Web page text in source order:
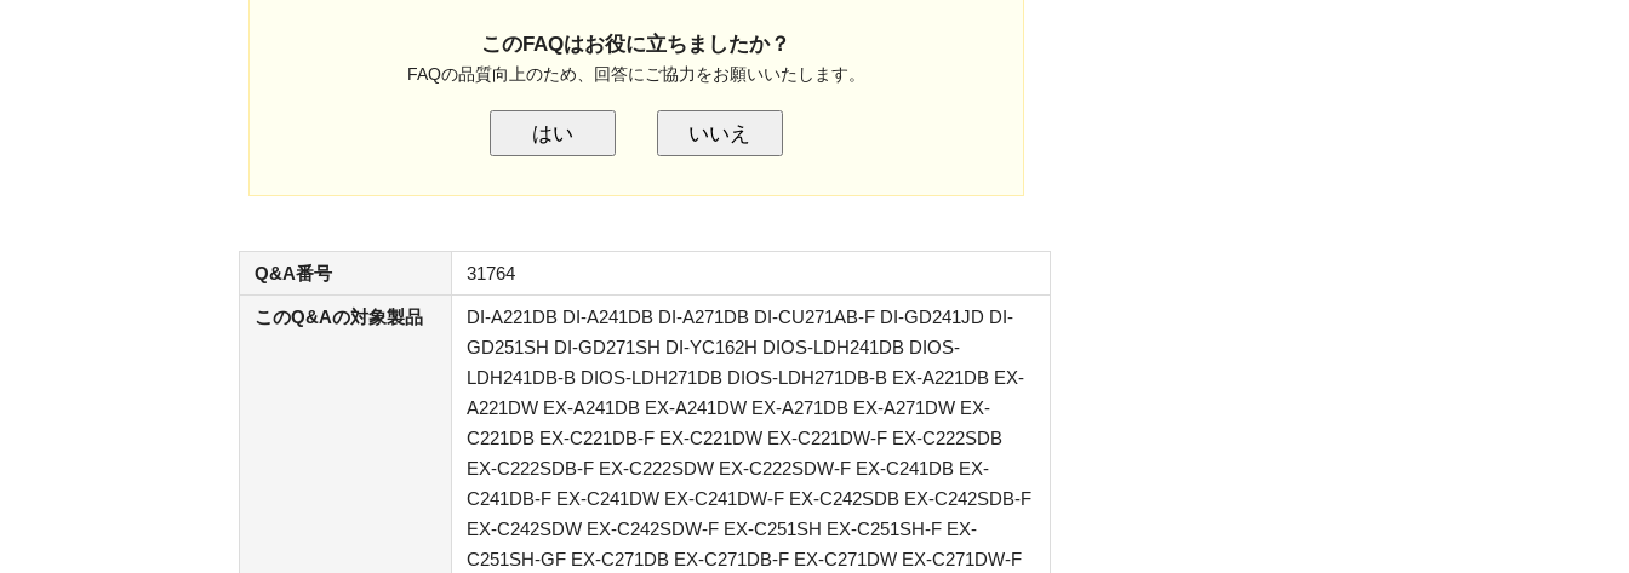
このFAQはお役に立ちましたか？
FAQの品質向上のため、回答にご協力をお願いいたします。
はい いいえ
Q&A番号 31764
このQ&Aの対象製品
DI-A221DB DI-A241DB DI-A271DB DI-CU271AB-F DI-GD241JD DI-
GD251SH DI-GD271SH DI-YC162H DIOS-LDH241DB DIOS-
LDH241DB-B DIOS-LDH271DB DIOS-LDH271DB-B EX-A221DB EX-
A221DW EX-A241DB EX-A241DW EX-A271DB EX-A271DW EX-
C221DB EX-C221DB-F EX-C221DW EX-C221DW-F EX-C222SDB
EX-C222SDB-F EX-C222SDW EX-C222SDW-F EX-C241DB EX-
C241DB-F EX-C241DW EX-C241DW-F EX-C242SDB EX-C242SDB-F
EX-C242SDW EX-C242SDW-F EX-C251SH EX-C251SH-F EX-
C251SH-GF EX-C271DB EX-C271DB-F EX-C271DW EX-C271DW-F